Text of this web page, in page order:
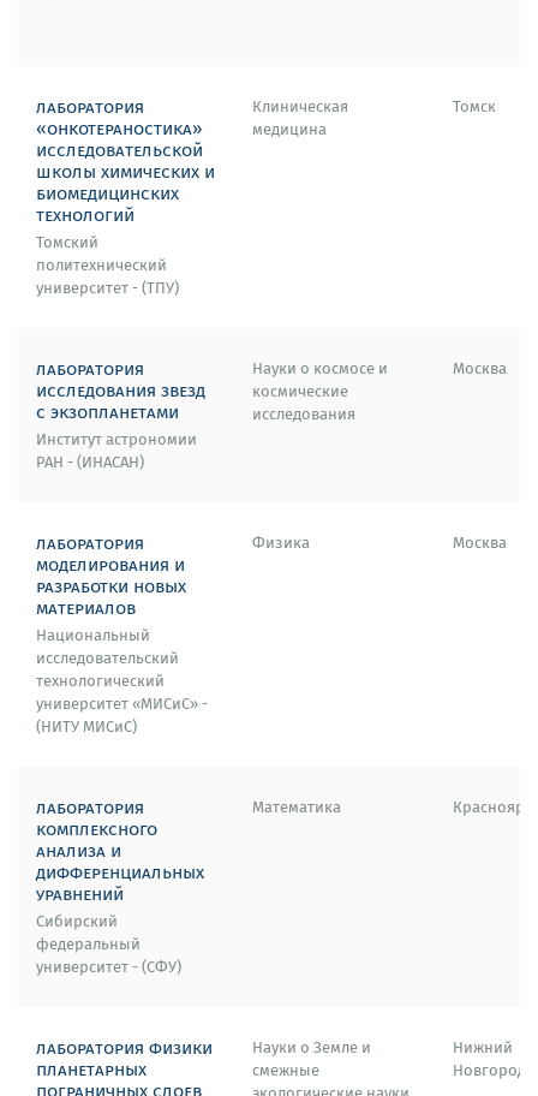
лаборатория
«онкотераностика»
исследовательской
школы химических и
биомедицинских
технологий
Томский
политехнический
университет - (ТПУ)
Клиническая
медицина
Томск
лаборатория
исследования звезд
с экзопланетами
Институт астрономии
РАН - (ИНАСАН)
Науки о космосе и
космические
исследования
Москва
лаборатория
моделирования и
разработки новых
материалов
Национальный
исследовательский
технологический
университет «МИСиС» -
(НИТУ МИСиС)
Физика Москва
лаборатория
комплексного
анализа и
дифференциальных
уравнений
Сибирский
федеральный
университет - (СФУ)
Математика
лаборатория физики
планетарных
пограничных слоев
Науки о Земле и
смежные
Нижний
Новгород